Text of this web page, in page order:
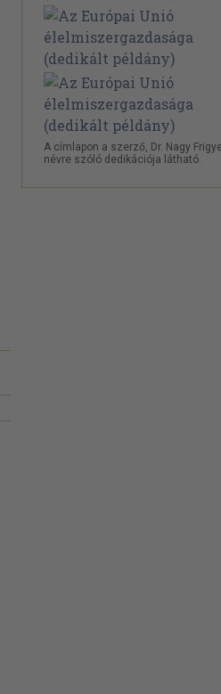
A címlapon a szerző, Dr. Nagy
névre szóló dedikációja látható.